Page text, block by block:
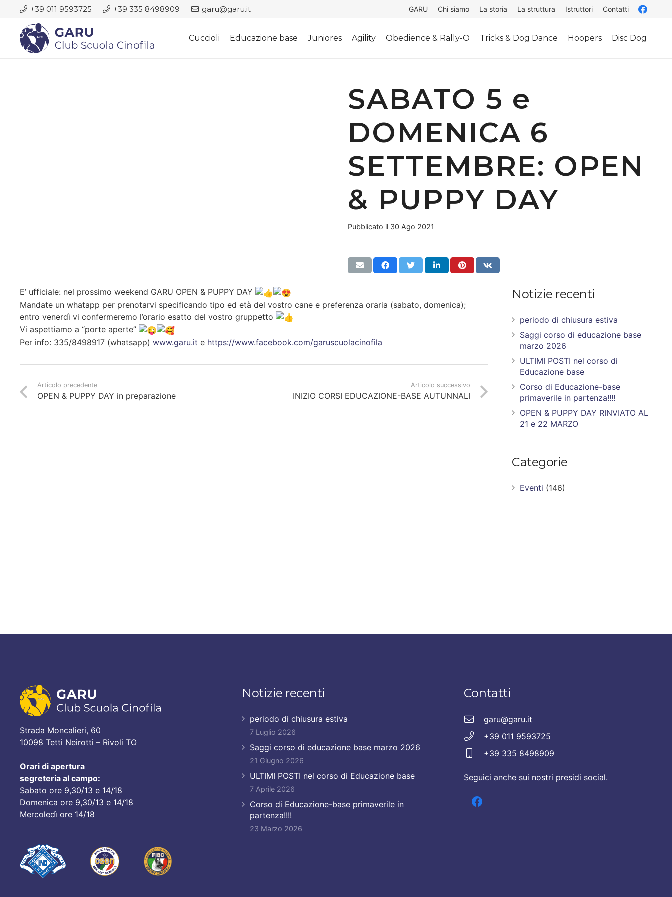
+39 011 9593725 +39 335 8498909 garu@garu.it GARU Chi siamo La storia La struttura Istruttori Contatti
Cuccioli Educazione base Juniores Agility Obedience & Rally-O Tricks & Dog Dance Hoopers Disc Dog
SABATO 5 e
DOMENICA 6
SETTEMBRE: OPEN
& PUPPY DAY
Pubblicato il 30 Ago 2021
E’ ufficiale: nel prossimo weekend GARU OPEN & PUPPY DAY
Mandate un whatapp per prenotarvi specificando tipo ed età del vostro cane e preferenza oraria (sabato, domenica);
entro venerdì vi confermeremo l’orario esatto del vostro gruppetto
Vi aspettiamo a “porte aperte”
Per info: 335/8498917 (whatsapp) www.garu.it e https://www.facebook.com/garuscuolacinofila
Articolo precedente
OPEN & PUPPY DAY in preparazione
Articolo successivo
INIZIO CORSI EDUCAZIONE-BASE AUTUNNALI
Notizie recenti
periodo di chiusura estiva
Saggi corso di educazione base
marzo 2026
ULTIMI POSTI nel corso di
Educazione base
Corso di Educazione-base
primaverile in partenza!!!!
OPEN & PUPPY DAY RINVIATO AL
21 e 22 MARZO
Categorie
Eventi (146)
Strada Moncalieri, 60
10098 Tetti Neirotti – Rivoli TO
Orari di apertura
segreteria al campo:
Sabato ore 9,30/13 e 14/18
Domenica ore 9,30/13 e 14/18
Mercoledì ore 14/18
Notizie recenti
periodo di chiusura estiva
7 Luglio 2026
Saggi corso di educazione base marzo 2026
21 Giugno 2026
ULTIMI POSTI nel corso di Educazione base
7 Aprile 2026
Corso di Educazione-base primaverile in
partenza!!!!
23 Marzo 2026
Contatti
garu@garu.it
+39 011 9593725
+39 335 8498909
Seguici anche sui nostri presidi social.